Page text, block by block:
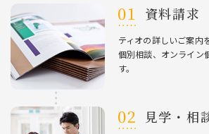
資料請求
ティオの詳しいご案内
個別相談、オンライン
す。
⾒学・相